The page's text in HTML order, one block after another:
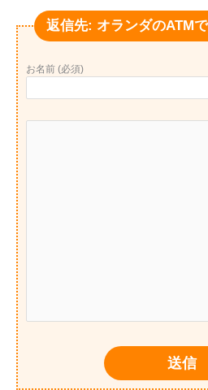
返信先: オランダのATM
お名前 (必須)
送信